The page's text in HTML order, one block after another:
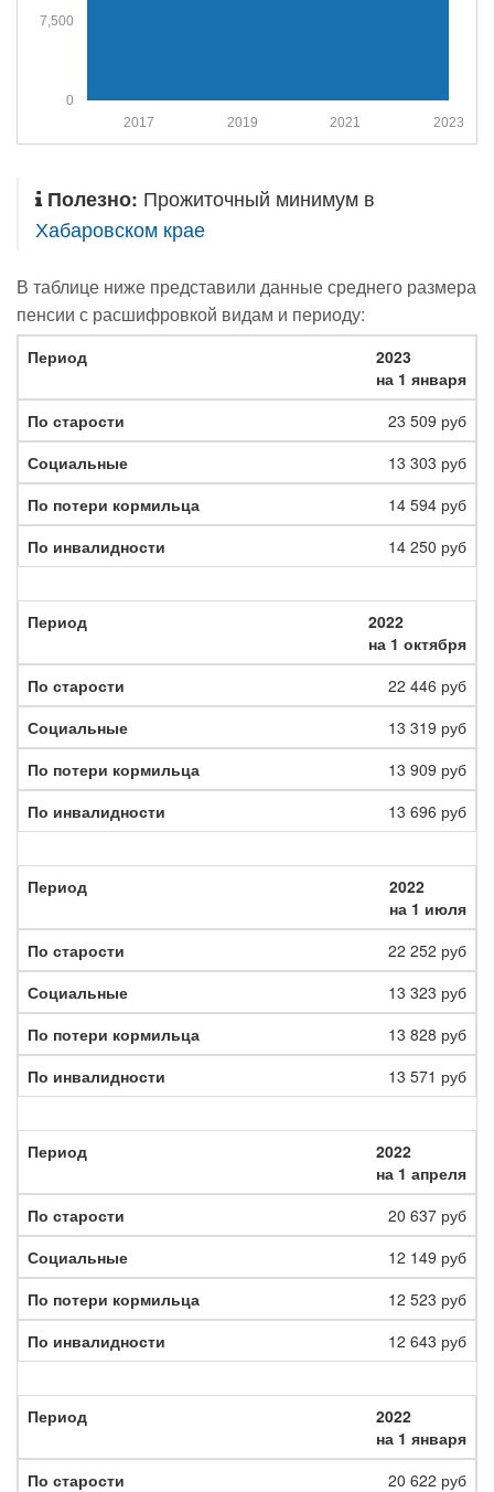
0
7,500
2023
2021
2019
2017
Полезно: Прожиточный минимум в
Хабаровском крае
В таблице ниже представили данные среднего размера
пенсии с расшифровкой видам и периоду:
2023
на 1 января
23 509 руб
13 303 руб
14 594 руб
14 250 руб
2022
на 1 октября
22 446 руб
13 319 руб
13 909 руб
13 696 руб
2022
на 1 июля
22 252 руб
13 323 руб
13 828 руб
13 571 руб
2022
на 1 апреля
20 637 руб
12 149 руб
12 523 руб
12 643 руб
2022
на 1 января
20 622 руб